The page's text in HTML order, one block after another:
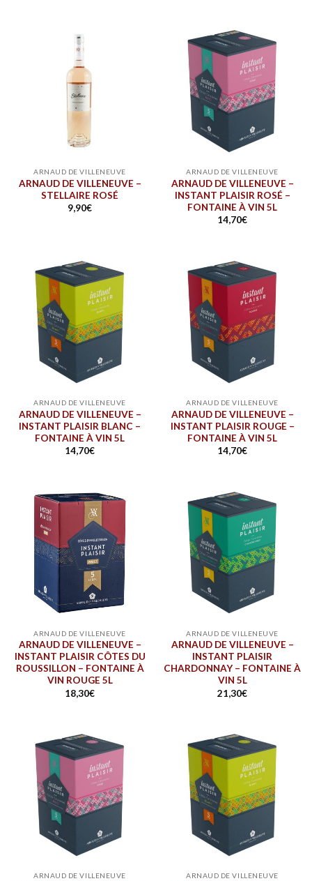
ARNAUD DE VILLENEUVE
ARNAUD DE VILLENEUVE –
STELLAIRE ROSÉ
9,90€
ARNAUD DE VILLENEUVE
ARNAUD DE VILLENEUVE –
INSTANT PLAISIR ROSÉ –
FONTAINE À VIN 5L
14,70€
ARNAUD DE VILLENEUVE
ARNAUD DE VILLENEUVE –
INSTANT PLAISIR BLANC –
FONTAINE À VIN 5L
14,70€
ARNAUD DE VILLENEUVE
ARNAUD DE VILLENEUVE –
INSTANT PLAISIR ROUGE –
FONTAINE À VIN 5L
14,70€
ARNAUD DE VILLENEUVE
ARNAUD DE VILLENEUVE –
INSTANT PLAISIR CÔTES DU
ROUSSILLON – FONTAINE À
VIN ROUGE 5L
18,30€
ARNAUD DE VILLENEUVE
ARNAUD DE VILLENEUVE –
INSTANT PLAISIR
CHARDONNAY – FONTAINE À
VIN 5L
21,30€
ARNAUD DE VILLENEUVE ARNAUD DE VILLENEUVE